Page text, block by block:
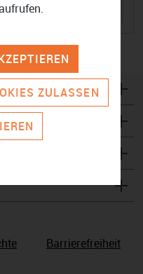
Barrierefreiheit
ZULASSEN